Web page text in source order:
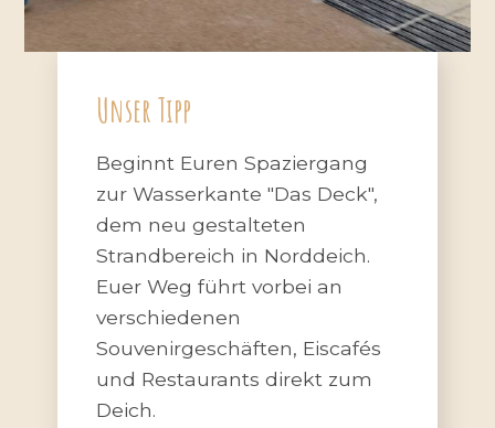
Unser Tipp
Beginnt Euren Spaziergang
zur Wasserkante "Das Deck",
dem neu gestalteten
Strandbereich in Norddeich.
Euer Weg führt vorbei an
verschiedenen
Souvenirgeschäften, Eiscafés
und Restaurants direkt zum
Deich.